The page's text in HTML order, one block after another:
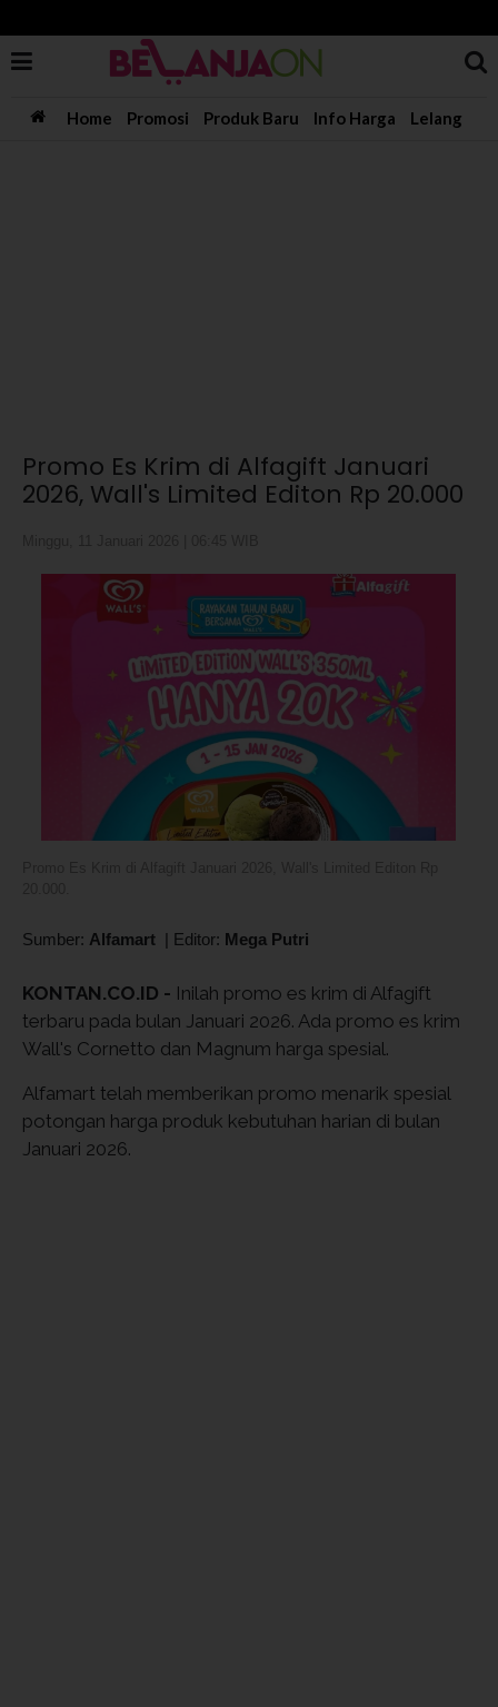
Home Promosi Produk Baru Info Harga Lelang
Promo Es Krim di Alfagift Januari
2026, Wall's Limited Editon Rp 20.000
Sumber: Alfamart | Editor: Mega Putri
KONTAN.CO.ID - Inilah promo es krim di Alfagift
terbaru pada bulan Januari 2026. Ada promo es krim
Wall's Cornetto dan Magnum harga spesial.
Alfamart telah memberikan promo menarik spesial
potongan harga produk kebutuhan harian di bulan
Januari 2026.